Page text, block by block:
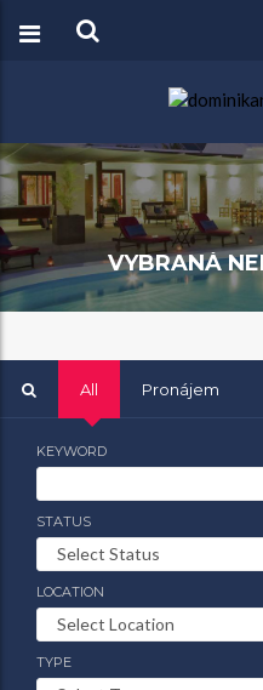
VYBRANÁ
All Pronájem
KEYWORD
STATUS
LOCATION
TYPE